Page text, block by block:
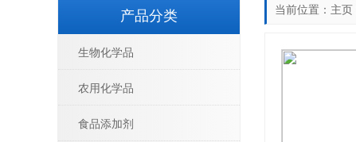
当前位置： 主页
产品分类
生物化学品
农用化学品
食品添加剂